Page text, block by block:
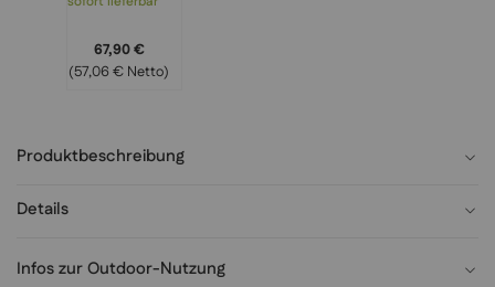
Alocasia
Tropische
Zimmerpflanze
67,90 €
(57,06 € Netto)
Produktbeschreibung
Details
Infos zur Outdoor-Nutzung